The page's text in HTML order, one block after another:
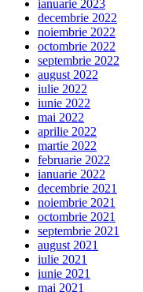
ianuarie 2023
decembrie 2022
noiembrie 2022
octombrie 2022
septembrie 2022
august 2022
iulie 2022
iunie 2022
mai 2022
aprilie 2022
martie 2022
februarie 2022
ianuarie 2022
decembrie 2021
noiembrie 2021
octombrie 2021
septembrie 2021
august 2021
iulie 2021
iunie 2021
mai 2021